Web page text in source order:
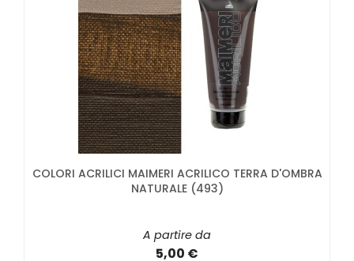
COLORI ACRILICI MAIMERI ACRILICO TERRA D'OMBRA
NATURALE (493)
A partire da
5,00 €